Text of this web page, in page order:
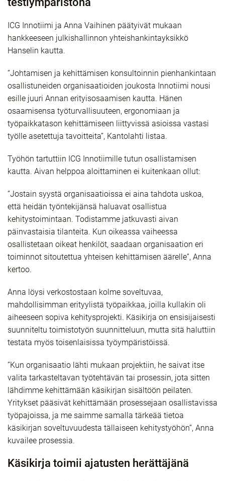
ICG Innotiimi ja Anna Vaihinen päätyivät mukaan
hankkeeseen julkishallinnon yhteishankintayksikkö
Hanselin kautta.
”Johtamisen ja kehittämisen konsultoinnin pienhankintaan
osallistuneiden organisaatioiden joukosta Innotiimi nousi
esille juuri Annan erityisosaamisen kautta. Hänen
osaamisensa työturvallisuuteen, ergonomiaan ja
työpaikkatason kehittämiseen liittyvissä asioissa vastasi
työlle asetettuja tavoitteita”, Kantolahti listaa.
Työhön tartuttiin ICG Innotiimille tutun osallistamisen
kautta. Aivan helppoa aloittaminen ei kuitenkaan ollut:
”Jostain syystä organisaatioissa ei aina tahdota uskoa,
että heidän työntekijänsä haluavat osallistua
kehitystoimintaan. Todistamme jatkuvasti aivan
päinvastaisia tilanteita. Kun oikeassa vaiheessa
osallistetaan oikeat henkilöt, saadaan organisaation eri
toiminnot sitoutettua yhteisen kehittämisen äärelle”, Anna
kertoo.
Anna löysi verkostostaan kolme soveltuvaa,
mahdollisimman erityylistä työpaikkaa, joilla kullakin oli
aiheeseen sopiva kehitysprojekti. Käsikirja on ensisijaisesti
suunniteltu toimistotyön suunnitteluun, mutta sitä haluttiin
testata myös toisenlaisissa työympäristöissä.
”Kun organisaatio lähti mukaan projektiin, he saivat itse
valita tarkasteltavan työtehtävän tai prosessin, jota sitten
lähdimme kehittämään käsikirjan sisältöön peilaten.
Yritykset pääsivät kehittämään prosessejaan osallistavissa
työpajoissa, ja me saimme samalla tärkeää tietoa
käsikirjan soveltuvuudesta tällaiseen kehitystyöhön”, Anna
kuvailee prosessia.
Käsikirja toimii ajatusten herättäjänä